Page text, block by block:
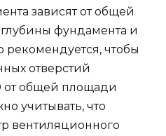
зависят от общей
фундамента и
рекомендуется, чтобы
отверстий
от общей площади
учитывать, что
вентиляционного